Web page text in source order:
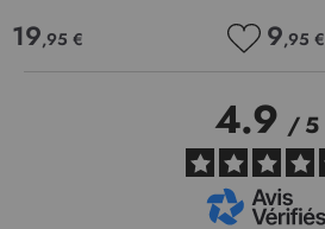
19,95 €
MA
LISTE
D’ENVIE
9,95 €
4.9/5